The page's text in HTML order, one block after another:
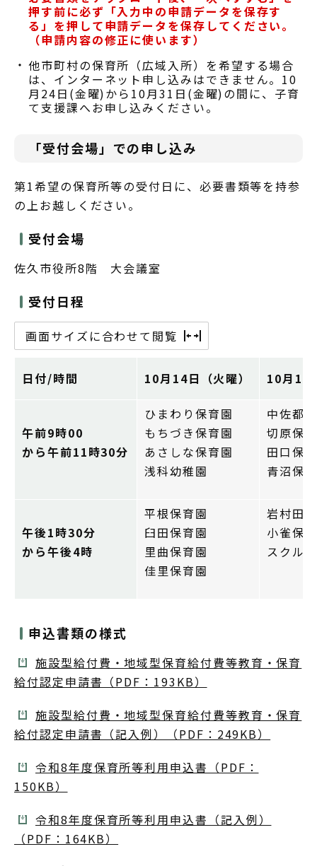
押す前に必ず「入力中の申請データを保存す
る」を押して申請データを保存してください。
（申請内容の修正に使います）
他市町村の保育所（広域入所）を希望する場合
は、インターネット申し込みはできません。10
月24日(金曜)から10月31日(金曜)の間に、子育
て支援課へお申し込みください。
「受付会場」での申し込み
第1希望の保育所等の受付日に、必要書類等を持参
の上お越しください。
受付会場
佐久市役所8階 大会議室
受付日程
画面サイズに合わせて閲覧
日付/時間 10月14日（火曜） 10月15
午前9時00
から午前11時30分
ひまわり保育園
もちづき保育園
あさしな保育園
浅科幼稚園
中佐都
切原保
田口保
青沼保
午後1時30分
から午後4時
平根保育園
臼田保育園
里曲保育園
佳里保育園
岩村田
小雀保
スクル
申込書類の様式
施設型給付費・地域型保育給付費等教育・保育
給付認定申請書（PDF：193KB）
施設型給付費・地域型保育給付費等教育・保育
給付認定申請書（記入例）（PDF：249KB）
令和8年度保育所等利用申込書（PDF：
150KB）
令和8年度保育所等利用申込書（記入例）
（PDF：164KB）